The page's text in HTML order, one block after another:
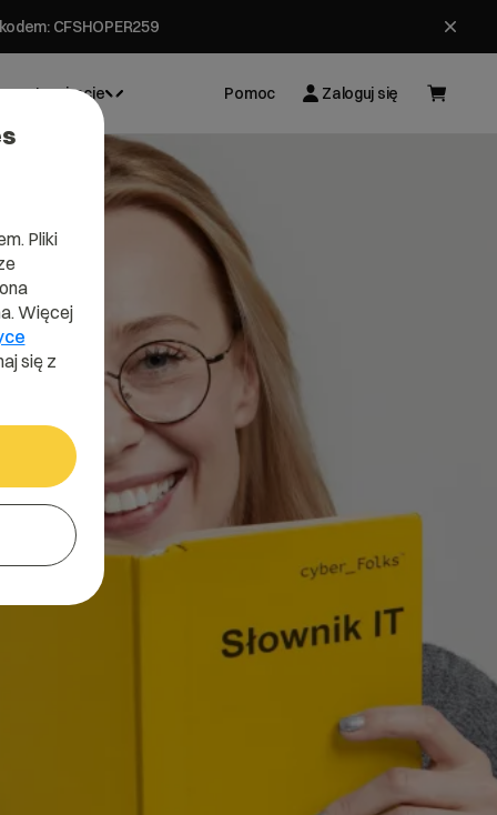
CFSHOPER259
Inspiracje Pomoc Zaloguj się
Pliki
Więcej
się z